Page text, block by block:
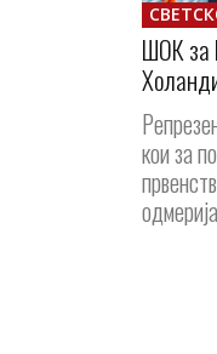
ШОК за
кои за